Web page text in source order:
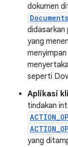
dokumen
didasarkan
yang
seperti
Aplikasi
tindakan
yang